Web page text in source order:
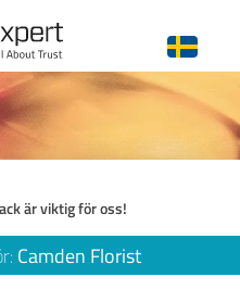
är viktig för oss!
Camden Florist